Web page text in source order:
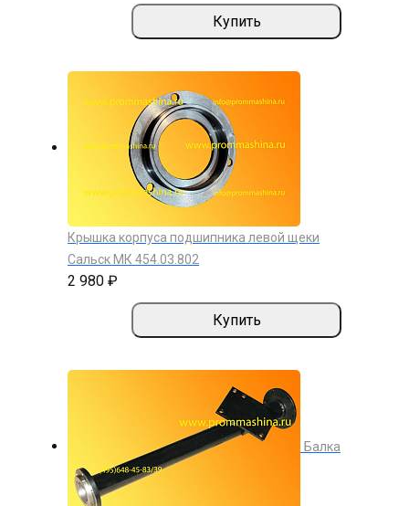
Купить
Крышка корпуса подшипника левой щеки
Сальск МК 454.03.802
2 980 ₽
Купить
Балка